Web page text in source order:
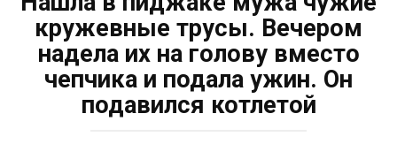
кружевные трусы. Вечером
надела их на голову вместо
чепчика и подала ужин. Он
подавился котлетой